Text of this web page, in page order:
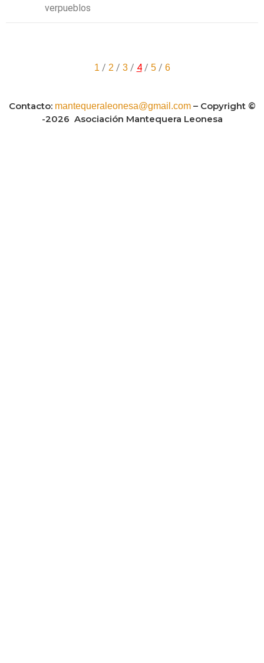
verpueblos
1 / 2 / 3/ 4/ 5/ 6
Contacto: mantequeraleonesa@gmail.com– Copyright ©
-2026 Asociación Mantequera Leonesa